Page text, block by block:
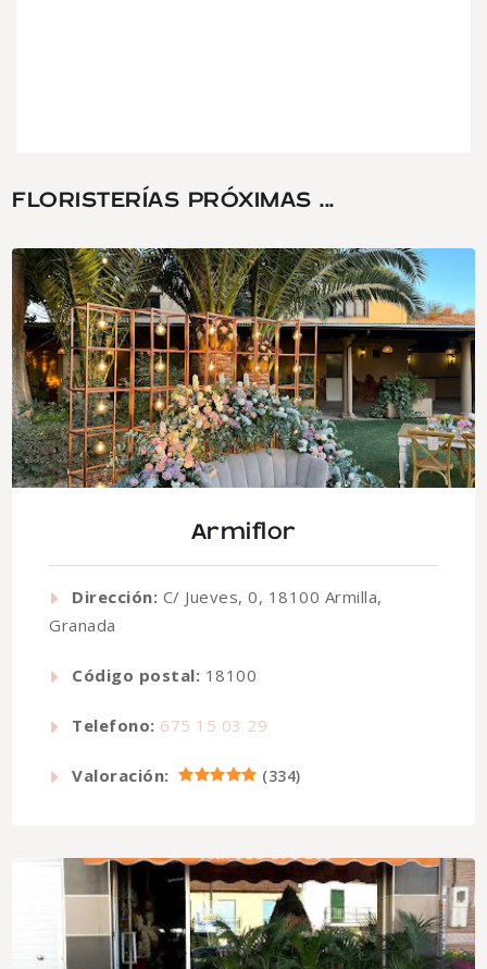
FLORISTERÍAS PRÓXIMAS ...
Armiflor
Dirección: C/ Jueves, 0, 18100 Armilla,
Granada
Código postal: 18100
Telefono: 675 15 03 29
Valoración: (334)